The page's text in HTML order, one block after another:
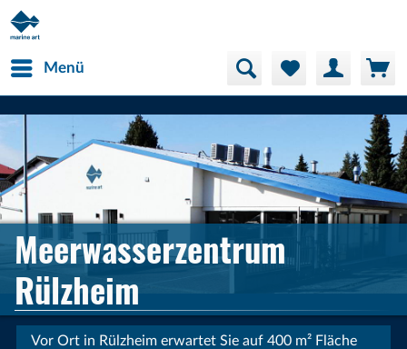
Menü
Meerwasserzentrum
Rülzheim
Vor Ort in Rülzheim erwartet Sie auf 400 m² Fläche